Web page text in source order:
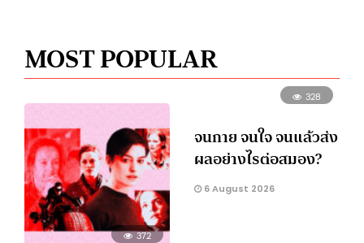
MOST POPULAR
372
328
จนกาย จนใจ จนแล้วส่ง
ผลอย่างไรต่อสมอง?
6 August 2026